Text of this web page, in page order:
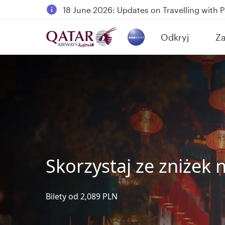
18 June 2026: Updates on Travelling with
30 July 2026: Temporary passenger flight
Qatar Airways Expands Global Network to
Odkryj
(active)
Skorzystaj ze zniżek
Bilety od 2,089 PLN